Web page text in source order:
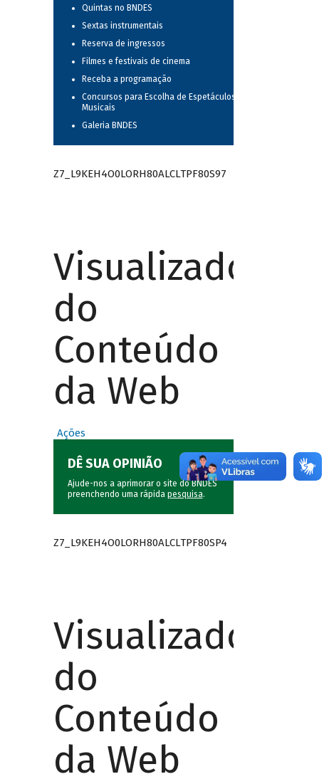
Quintas no BNDES
Sextas instrumentais
Reserva de ingressos
Filmes e festivais de cinema
Receba a programação
Concursos para Escolha de Espetáculos
Musicais
Galeria BNDES
Z7_L9KEH4O0LORH80ALCLTPF80S97
Visualizador
do
Conteúdo
da Web
Ações
DÊ SUA OPINIÃO
Ajude-nos a aprimorar o site do BNDES
preenchendo uma rápida pesquisa.
Z7_L9KEH4O0LORH80ALCLTPF80SP4
Visualizador
do
Conteúdo
da Web